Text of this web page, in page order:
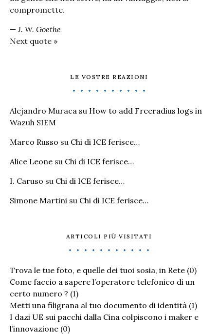
compromette.
— J. W. Goethe
Next quote »
LE VOSTRE REAZIONI
Alejandro Muraca su How to add Freeradius logs in
Wazuh SIEM
Marco Russo su Chi di ICE ferisce…
Alice Leone su Chi di ICE ferisce…
I. Caruso su Chi di ICE ferisce…
Simone Martini su Chi di ICE ferisce…
ARTICOLI PIÙ VISITATI
Trova le tue foto, e quelle dei tuoi sosia, in Rete (0)
Come faccio a sapere l’operatore telefonico di un
certo numero ? (1)
Metti una filigrana al tuo documento di identità (1)
I dazi UE sui pacchi dalla Cina colpiscono i maker e
l’innovazione (0)